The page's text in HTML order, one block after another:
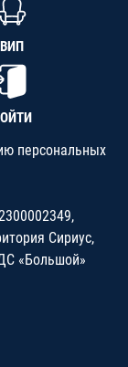
ВИП
персональных
Сириус,
«Большой»